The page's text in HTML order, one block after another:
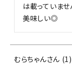
は載っていま
美味しい◎
むらちゃん 1